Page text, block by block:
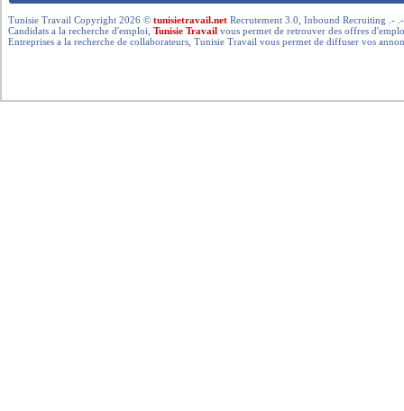
Tunisie Travail Copyright 2026 ©tunisietravail.net Recrutement 3.0, Inbound Recruiting .-
Candidats a la recherche d'emploi,Tunisie Travail vous permet de retrouver des offres
Entreprises a la recherche de collaborateurs, Tunisie Travail vous permet de diffuser vos